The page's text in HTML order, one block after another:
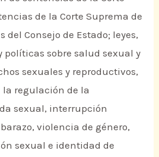
de la Corte Suprema de
Consejo de Estado; leyes,
políticas sobre salud sexual y
sexuales y reproductivos,
la regulación de la
sexual, interrupción
violencia de género,
sexual e identidad de